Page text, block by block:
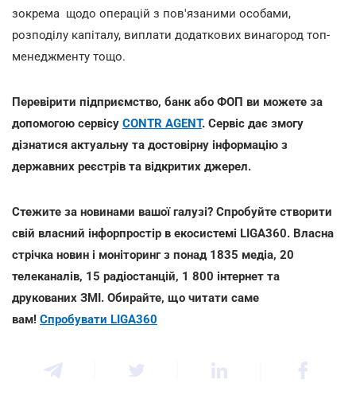
зокрема щодо операцій з пов'язаними особами,
розподілу капіталу, виплати додаткових винагород топ-
менеджменту тощо.
Перевірити підприємство, банк або ФОП ви можете за
допомогою сервісу CONTR AGENT. Сервіс дає змогу
дізнатися актуальну та достовірну інформацію з
державних реєстрів та відкритих джерел.
Стежите за новинами вашої галузі? Спробуйте створити
свій власний інфорпростір в екосистемі LIGA360. Власна
стрічка новин і моніторинг з понад 1835 медіа, 20
телеканалів, 15 радіостанцій, 1 800 інтернет та
друкованих ЗМІ. Обирайте, що читати саме
вам! Спробувати LIGA360